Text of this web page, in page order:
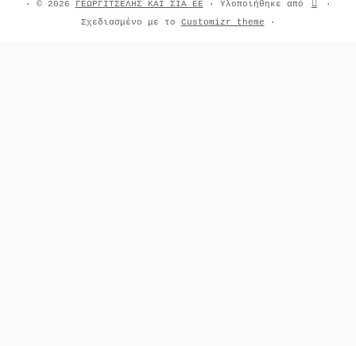
· © 2026 ΓΕΩΡΓΙΤΣΕΛΗΣ ΚΑΙ ΣΙΑ ΕΕ · Υλοποιήθηκε από
·
Σχεδιασμένο με το Customizr theme ·